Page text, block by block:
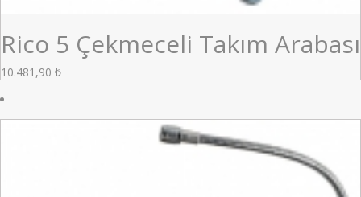
Rico 5 Çekmeceli Takım Arabası
10.481,90 ₺